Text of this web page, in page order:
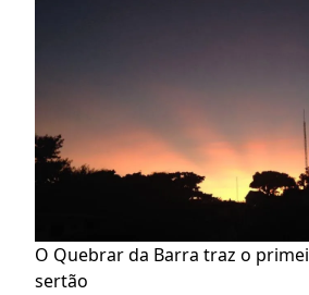
O Quebrar da Barra traz o
sertão